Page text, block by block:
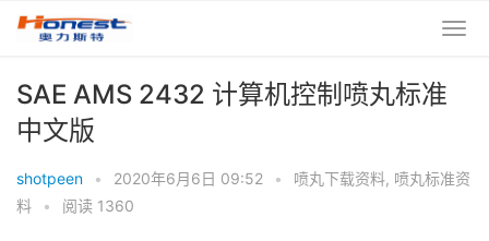
SAE AMS 2432 计算机控制喷丸标准
中文版
shotpeen • 2020年6月6日 09:52 • 喷丸下载资料, 喷丸标准资
料
• 阅读 1360